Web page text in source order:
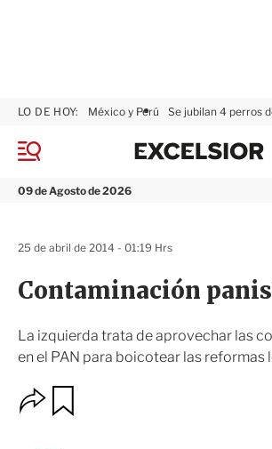
M
n
09 de Agosto de 2026
LO DE HOY: México y Perú Se jubilan 4 perros
x
Contaminación
La izquierda trata de aprovechar las
en el PAN para boicotear las reformas
25 de abril de 2014 - 01:19 Hrs
O
p